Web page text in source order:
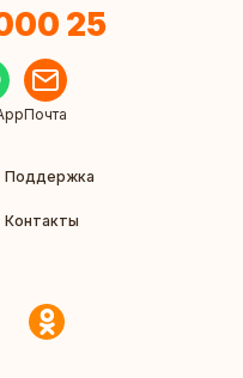
25
Почта
Поддержка
Контакты